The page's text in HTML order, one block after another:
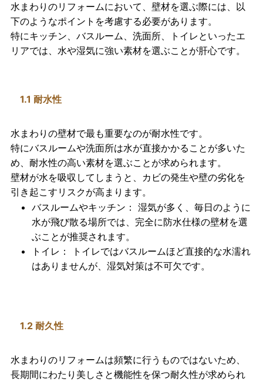
水まわりのリフォームにおいて、壁材を選ぶ際には、以
下のようなポイントを考慮する必要があります。
特にキッチン、バスルーム、洗面所、トイレ といったエ
リアでは、水や湿気に強い素材を選ぶことが肝心です。
1.1 耐水性
水まわりの壁材で最も重要なのが耐水性です。
特にバスルームや洗面所は水が直接かかることが多いた
め、耐水性の高い素材を選ぶことが求められます。
壁材が水を吸収してしまうと、
カビの発生や壁の劣化を
引き起こすリスクが高まります。
バスルームやキッチン ： 湿気が多く、毎日のように
水が飛び散る場所では、完全に防水仕様の壁材を選
ぶことが推奨されます。
トイレ ： トイレではバスルームほど直接的な水濡れ
はありませんが、湿気対策は不可欠です。
1.2 耐久性
水まわりのリフォームは頻繁に行うものではないため、
長期間にわたり美しさと機能性を保つ耐久性が求められ